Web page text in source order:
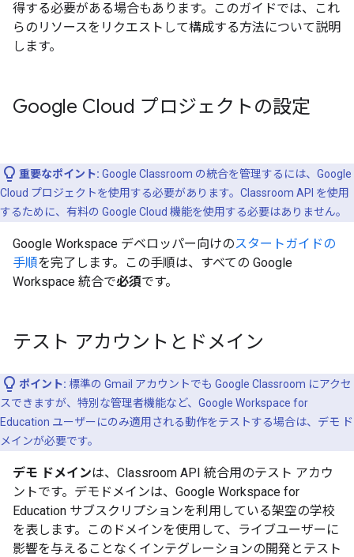
得する必要がある場合もあります。このガイドでは、これ
らのリソースをリクエストして構成する方法について説明
します。
Google Cloud プロジェクトの設定
重要なポイント: Google Classroom の統合を管理するには、Google
Cloud プロジェクトを使用する必要があります。Classroom API を使用
するために、有料の Google Cloud 機能を使用する必要はありません。
Google Workspace デベロッパー向けのスタートガイドの
手順を完了します。この手順は、すべての Google
Workspace 統合で必須です。
テスト アカウントとドメイン
ポイント: 標準の Gmail アカウントでも Google Classroom にアクセ
スできますが、特別な管理者機能など、Google Workspace for
Education ユーザーにのみ適用される動作をテストする場合は、デモ ド
メインが必要です。
デモ ドメインは、Classroom API 統合用のテスト アカウ
ントです。デモドメインは、Google Workspace for
Education サブスクリプションを利用している架空の学校
を表します。このドメインを使用して、ライブユーザーに
影響を与えることなくインテグレーションの開発とテスト